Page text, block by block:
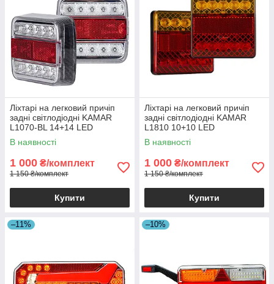
Ліхтарі на легковий причіп
задні світлодіодні KAMAR
L1070-BL 14+14 LED
стоп+габарит+поворот+підсві
чування номера
В наявності
1 000 ₴/комплект
1 150 ₴/комплект
Купити
Ліхтарі на легковий причіп
задні світлодіодні KAMAR
L1810 10+10 LED
стоп+габарит+поворот
В наявності
1 000 ₴/комплект
1 150 ₴/комплект
Купити
–11% –10%